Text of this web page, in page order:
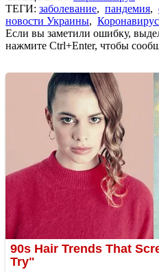
ТЕГИ: заболевание, пандемия,
новости Украины,
Если вы заметили ошибку,
нажмите Ctrl+Enter, чтобы